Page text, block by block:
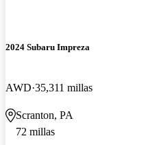
2024 Subaru Impreza
AWD 35,311 millas
Scranton, PA
72 millas